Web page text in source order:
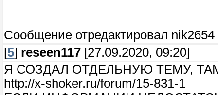
Сообщение отредактировал nik2654
[5] reseen117 [27.09.2020, 09:20]
Я СОЗДАЛ ОТДЕЛЬНУЮ ТЕМУ,
http://x-shoker.ru/forum/15-831-1